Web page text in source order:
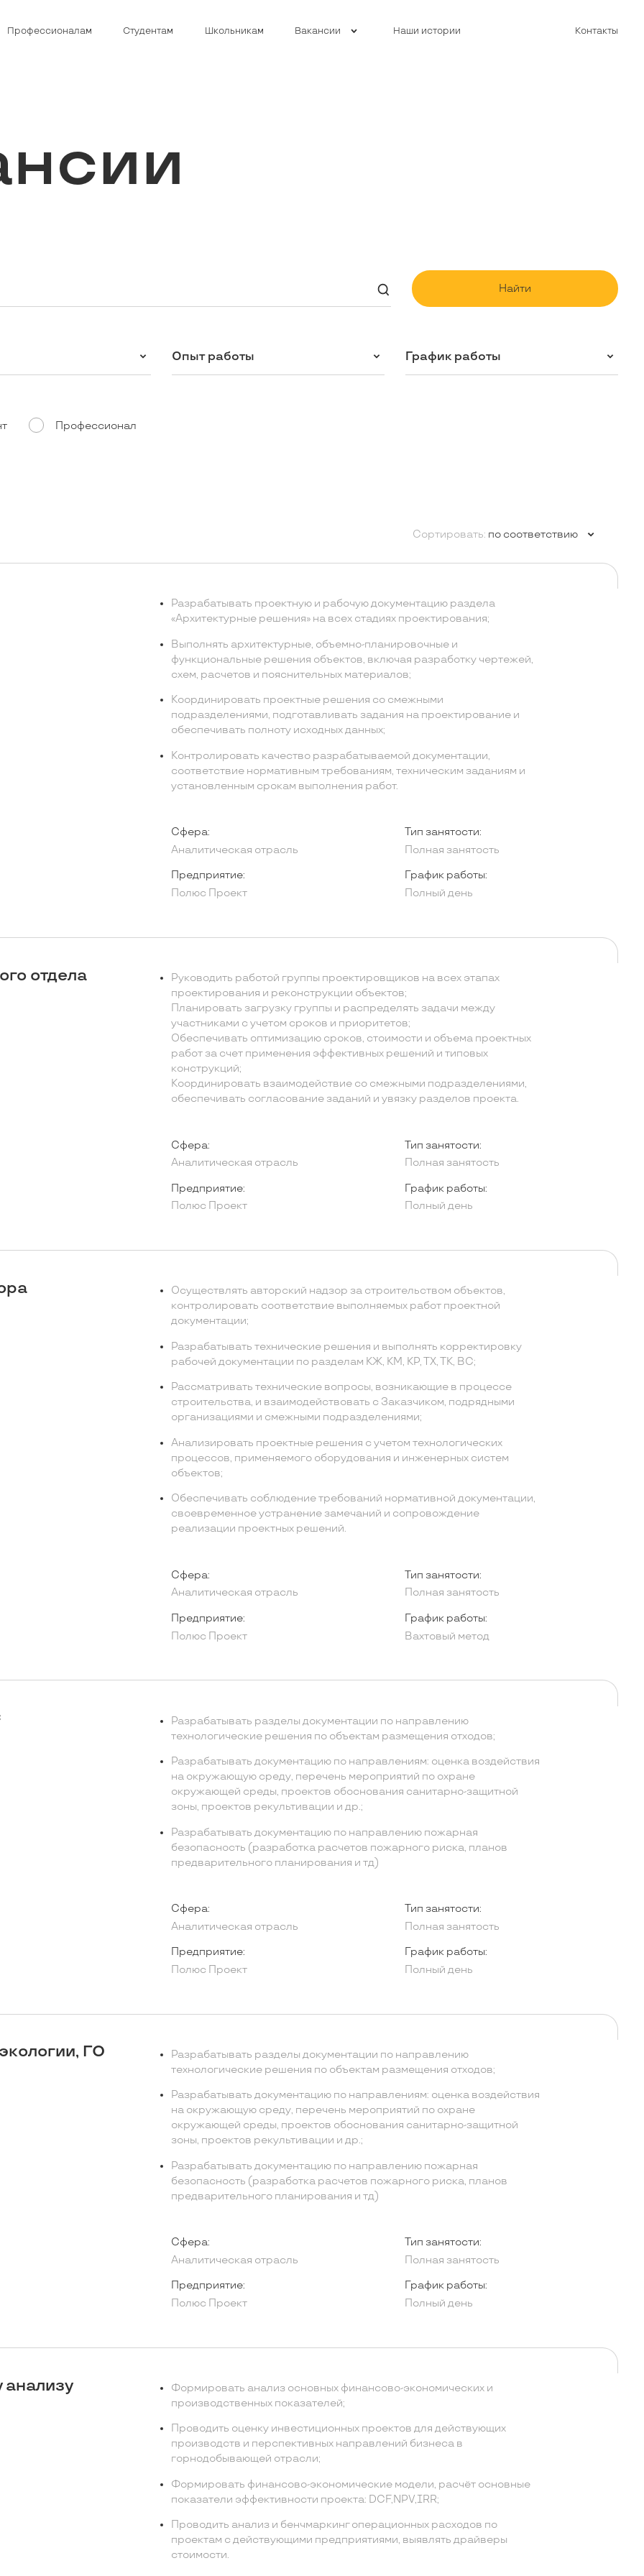
Профессионалам Студентам Школьникам Вакансии Наши истории Контакты
Найти
Опыт работы График работы
Профессионал
Сортировать: по соответствию
Разрабатывать проектную и рабочую документацию раздела
«Архитектурные решения» на всех стадиях проектирования;
Выполнять архитектурные, объемно-планировочные и
функциональные решения объектов, включая разработку чертежей,
схем, расчетов и пояснительных материалов;
Координировать проектные решения со смежными
подразделениями, подготавливать задания на проектирование и
обеспечивать полноту исходных данных;
Контролировать качество разрабатываемой документации,
соответствие нормативным требованиям, техническим заданиям и
установленным срокам выполнения работ.
Сфера:
Аналитическая отрасль
Тип занятости:
Полная занятость
Предприятие:
Полюс Проект
График работы:
Полный день
отдела
Руководить работой группы проектировщиков на всех этапах
проектирования и реконструкции объектов;
Планировать загрузку группы и распределять задачи между
участниками с учетом сроков и приоритетов;
Обеспечивать оптимизацию сроков, стоимости и объема проектных
работ за счет применения эффективных решений и типовых
конструкций;
Координировать взаимодействие со смежными подразделениями,
обеспечивать согласование заданий и увязку разделов проекта.
Сфера:
Аналитическая отрасль
Тип занятости:
Полная занятость
Предприятие:
Полюс Проект
График работы:
Полный день
Осуществлять авторский надзор за строительством объектов,
контролировать соответствие выполняемых работ проектной
документации;
Разрабатывать технические решения и выполнять корректировку
рабочей документации по разделам КЖ, КМ, КР, ТХ, ТК, ВС;
Рассматривать технические вопросы, возникающие в процессе
строительства, и взаимодействовать с Заказчиком, подрядными
организациями и смежными подразделениями;
Анализировать проектные решения с учетом технологических
процессов, применяемого оборудования и инженерных систем
объектов;
Обеспечивать соблюдение требований нормативной документации,
своевременное устранение замечаний и сопровождение
реализации проектных решений.
Сфера:
Аналитическая отрасль
Тип занятости:
Полная занятость
Предприятие:
Полюс Проект
График работы:
Вахтовый метод
Разрабатывать разделы документации по направлению
технологические решения по объектам размещения отходов;
Разрабатывать документацию по направлениям: оценка воздействия
на окружающую среду, перечень мероприятий по охране
окружающей среды, проектов обоснования санитарно-защитной
зоны, проектов рекультивации и др.;
Разрабатывать документацию по направлению пожарная
безопасность (разработка расчетов пожарного риска, планов
предварительного планирования и тд)
Сфера:
Аналитическая отрасль
Тип занятости:
Полная занятость
Предприятие:
Полюс Проект
График работы:
Полный день
ГО
Разрабатывать разделы документации по направлению
технологические решения по объектам размещения отходов;
Разрабатывать документацию по направлениям: оценка воздействия
на окружающую среду, перечень мероприятий по охране
окружающей среды, проектов обоснования санитарно-защитной
зоны, проектов рекультивации и др.;
Разрабатывать документацию по направлению пожарная
безопасность (разработка расчетов пожарного риска, планов
предварительного планирования и тд)
Сфера:
Аналитическая отрасль
Тип занятости:
Полная занятость
Предприятие:
Полюс Проект
График работы:
Полный день
анализу
Формировать анализ основных финансово-экономических и
производственных показателей;
Проводить оценку инвестиционных проектов для действующих
производств и перспективных направлений бизнеса в
горнодобывающей отрасли;
Формировать финансово-экономические модели, расчёт основные
показатели эффективности проекта: DCF,NPV,IRR;
Проводить анализ и бенчмаркинг операционных расходов по
проектам с действующими предприятиями, выявлять драйверы
стоимости.